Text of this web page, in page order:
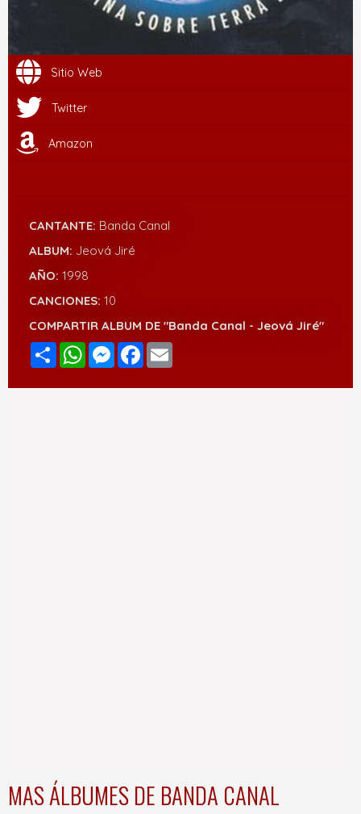
Sitio Web
Twitter
Amazon
CANTANTE: Banda Canal
ALBUM: Jeová Jiré
AÑO: 1998
CANCIONES: 10
COMPARTIR ALBUM DE "Banda Canal - Jeová Jiré"
Compartir
WhatsAppMessenger
Facebook
MAS ÁLBUMES DE BANDA CANAL